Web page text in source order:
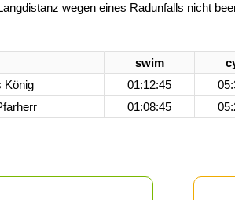
wegen eines Radunfalls nicht
swim
König
01:12:45
01:08:45